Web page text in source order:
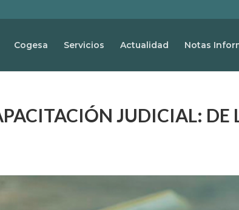
Cogesa Servicios Actualidad Notas
JUDICIAL: DE